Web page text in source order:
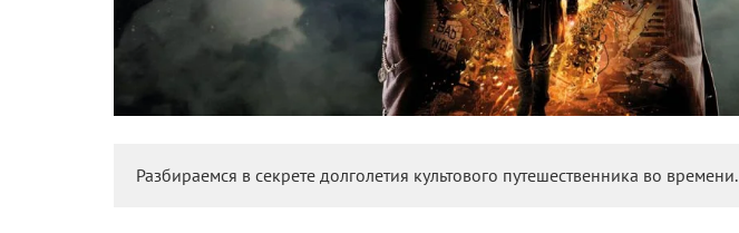
Разбираемся в секрете долголетия культового путешественника во времени.